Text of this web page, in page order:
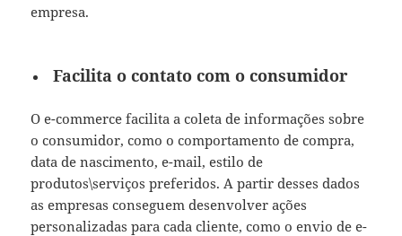
empresa.
Facilita o contato com o consumidor
O e-commerce facilita a coleta de informações sobre
o consumidor, como o comportamento de compra,
data de nascimento, e-mail, estilo de
produtos\serviços preferidos. A partir desses dados
as empresas conseguem desenvolver ações
personalizadas para cada cliente, como o envio de e-